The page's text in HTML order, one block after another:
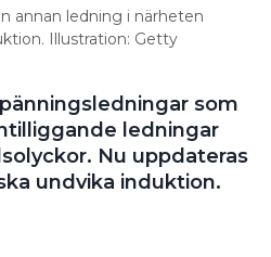
som
ledningar
Nu uppdateras
undvika induktion.